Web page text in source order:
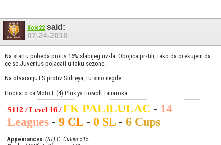
Kole22 said:
07-24-2018
Na startu pobeda protiv 16% slabijeg rivala. Obojica pratili, tako da ocekujem da
ce se Juventus pojacati u toku sezone.
Na otvaranju LS protiv Sidneya, tu smo negde.
Послато са Moto E (4) Plus уз помоћ Тапатока
S112 / Level 16 /FK PALILULAC - 14
Leagues - 9 CL - 0 SL - 6 Cups
Appearances: (ST) C. Cutino 515